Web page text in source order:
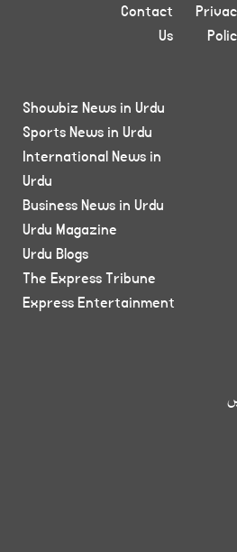
Contact
Us
Showbiz News in Urdu
Sports News in Urdu
International News in
Urdu
Business News in Urdu
Urdu Magazine
Urdu Blogs
The Express Tribune
Express Entertainment